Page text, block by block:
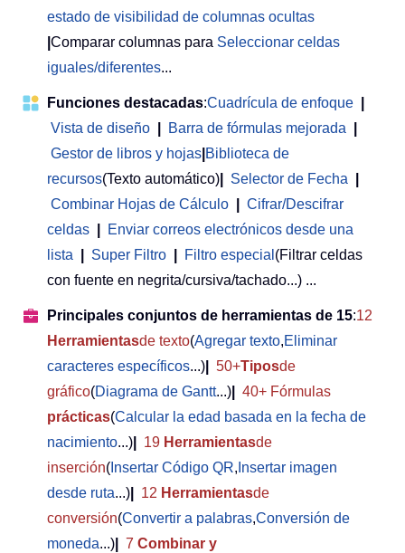
estado de visibilidad de columnas ocultas
Comparar columnas para Seleccionar celdas
iguales/diferentes...
Funciones destacadas:Cuadrícula de enfoque
Vista de diseño
Barra de fórmulas mejorada
Gestor de libros y hojas Biblioteca de
recursos(Texto automático) Selector de Fecha
Combinar Hojas de Cálculo
Cifrar/Descifrar
celdas
Enviar correos electrónicos desde una
lista
Super Filtro Filtro especial (Filtrar celdas
con fuente en negrita/cursiva/tachado...) ...
Principales conjuntos de herramientas de 15:12
Herramientasde texto(Agregar texto,Eliminar
caracteres específicos...) 50+Tiposde
gráfico(Diagrama de Gantt...)
40+ Fórmulas
prácticas(Calcular la edad basada en la fecha de
nacimiento...) 19 Herramientasde
inserción( Insertar Código QR, Insertar imagen
desde ruta...) 12 Herramientasde
conversión(Convertir a palabras,Conversión de
moneda...) 7 Combinar y